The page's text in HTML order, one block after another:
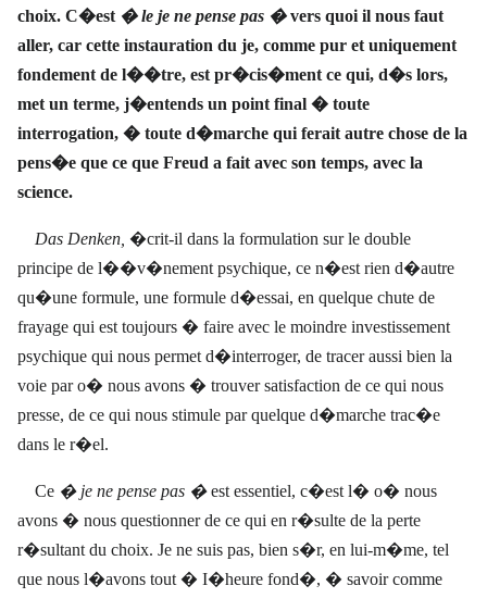
choix. C�est � le je ne pense pas �vers quoi il nous faut
aller, car cette instauration du je, comme pur et uniquement
fondement de l��tre, est pr�cis�ment ce qui, d�s lors,
met un terme, j�entends un point final � toute
interrogation, � toute d�marche qui ferait autre chose de la
pens�e que ce que Freud a fait avec son temps, avec la
science.
Das Denken, �crit-il dans la formulation sur le double
principe de l��v�nement psychique, ce n�est rien d�autre
qu�une formule, une formule d�essai, en quelque chute de
frayage qui est toujours � faire avec le moindre investissement
psychique qui nous permet d�interroger, de tracer aussi bien la
voie par o� nous avons � trouver satisfaction de ce qui nous
presse, de ce qui nous stimule par quelque d�marche trac�e
dans le r�el.
Ce � je ne pense pas �est essentiel, c�est l� o� nous
avons � nous questionner de ce qui en r�sulte de la perte
r�sultant du choix. Je ne suis pas, bien s�r, en lui-m�me, tel
que nous l�avons tout � I�heure fond�, � savoir comme